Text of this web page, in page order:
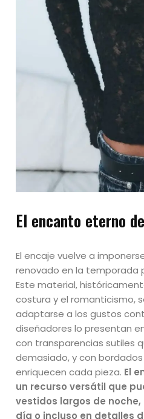
El encanto eterno
El encaje vuelve a
renovado en la temporada
Este material,
costura y el romanticismo,
adaptarse a los gustos
diseñadores lo presentan
con transparencias sutiles
demasiado, y con
enriquecen cada pieza. El
un recurso versátil que
vestidos largos de
día o incluso en detalles